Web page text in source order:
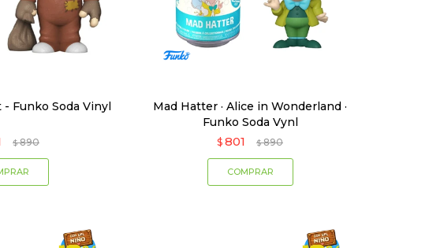
Funko Soda Vinyl
$ 890
Mad Hatter · Alice in Wonderland ·
Funko Soda Vynl
$ 801 $ 890